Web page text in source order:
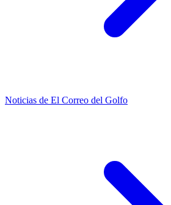
Noticias de El Correo del Golfo